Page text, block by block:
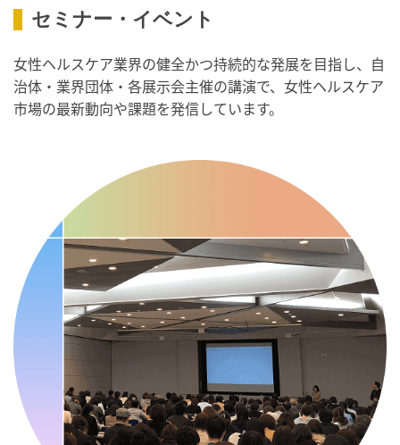
・がん征圧月間
・健康増進普及月間
・歯ヂカラ探究月間
・職場の健康診断実施強化月間
・日本骨髄増殖性腫瘍の日
・知的障害者愛護デー
・糖化の日
2026/09/11(金)
・がん征圧月間
・世界アルツハイマー月間
・健康増進普及月間
・歯ヂカラ探究月間
・職場の健康診断実施強化月間
・自殺予防週間
セミナー・イベント
女性ヘルスケア業界の健全かつ持続的な発展を目指し、自
治体・業界団体・各展示会主催の講演で、女性ヘルスケア
市場の最新動向や課題を発信しています。